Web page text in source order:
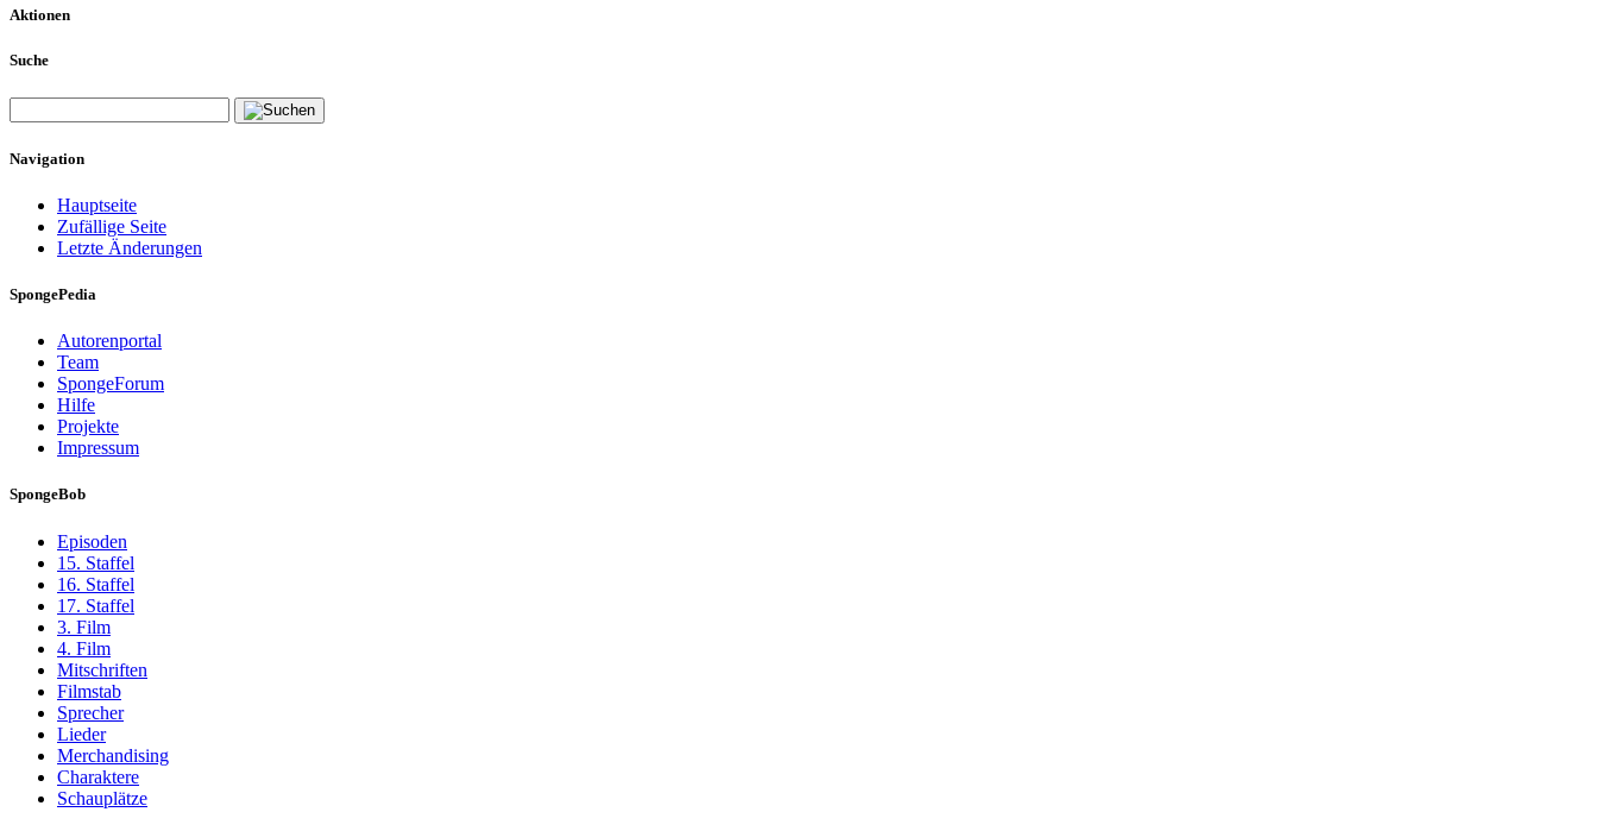
Aktionen
Suche
Navigation
Hauptseite
Zufällige Seite
Letzte Änderungen
SpongePedia
Autorenportal
Team
SpongeForum
Hilfe
Projekte
Impressum
SpongeBob
Episoden
15. Staffel
16. Staffel
17. Staffel
3. Film
4. Film
Mitschriften
Filmstab
Sprecher
Lieder
Merchandising
Charaktere
Schauplätze